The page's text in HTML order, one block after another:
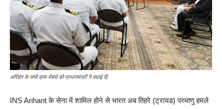
अरिहंत के सभी क्रू मेंबर्स को प्रधानमंत्री ने बधाई दी.
INS Arihant के सेना में शामिल होने से भारत अब तिहरे (ट्रायड) परमाणु हमले